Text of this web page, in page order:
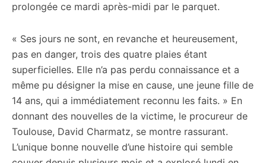
prolongée ce mardi après-midi par le parquet.
« Ses jours ne sont, en revanche et heureusement,
pas en danger, trois des quatre plaies étant
superficielles. Elle n’a pas perdu connaissance et a
même pu désigner la mise en cause, une jeune fille de
14 ans, qui a immédiatement reconnu les faits. » En
donnant des nouvelles de la victime, le procureur de
Toulouse, David Charmatz, se montre rassurant.
L’unique bonne nouvelle d’une histoire qui semble